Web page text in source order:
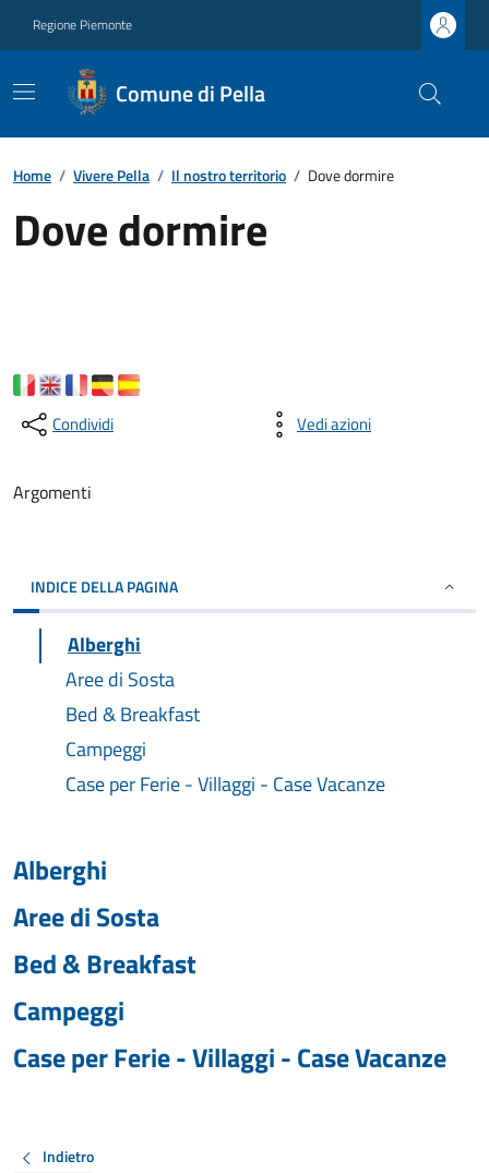
Regione Piemonte
Comune di Pella
Home / Vivere Pella / Il nostro territorio / Dove dormire
Dove dormire
Condividi Vedi azioni
Argomenti
INDICE DELLA PAGINA
Alberghi
Aree di Sosta
Bed & Breakfast
Campeggi
Case per Ferie - Villaggi - Case Vacanze
Alberghi
Aree di Sosta
Bed & Breakfast
Campeggi
Case per Ferie - Villaggi - Case Vacanze
Indietro